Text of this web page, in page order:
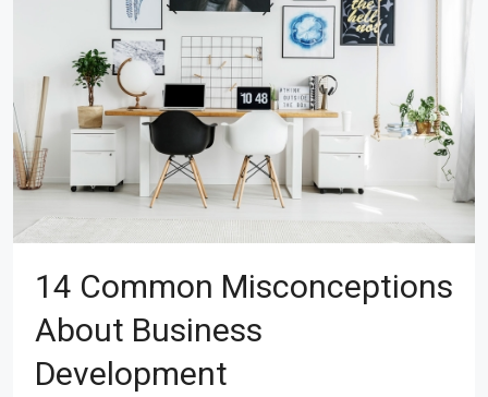
14 Common Misconceptions
About Business
Development